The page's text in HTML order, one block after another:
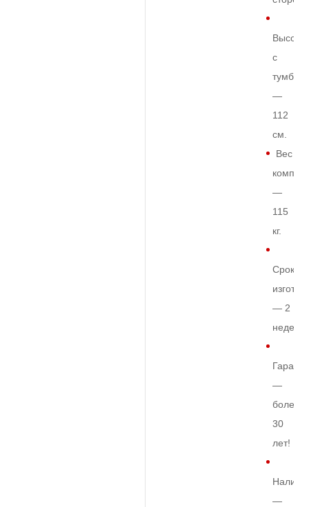
Высота
с
тумбой
—
112
см.
Вес
—
115
кг.
Срок
— 2
недели
—
более
30
лет!
—